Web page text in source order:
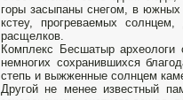
горы засыпаны снегом, в южных
кстеу, прогреваемых
расщелков.
Комплекс Бесшатыр
немногих сохранившихся
степь и выжженные солнцем
Другой не менее известный